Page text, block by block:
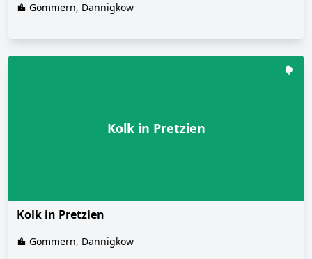
Gommern, Dannigkow
Kolk in Pretzien
Kolk in Pretzien
Gommern, Dannigkow